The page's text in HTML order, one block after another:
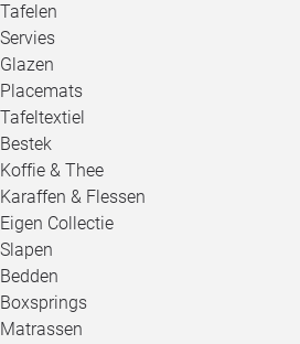
Tafelen
Servies
Glazen
Placemats
Tafeltextiel
Bestek
Koffie & Thee
Karaffen & Flessen
Eigen Collectie
Slapen
Bedden
Boxsprings
Matrassen